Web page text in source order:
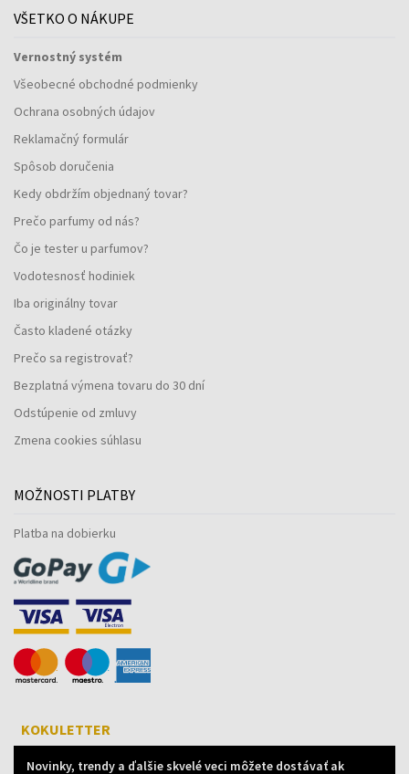
VŠETKO O NÁKUPE
Vernostný systém
Všeobecné obchodné podmienky
Ochrana osobných údajov
Reklamačný formulár
Spôsob doručenia
Kedy obdržím objednaný tovar?
Prečo parfumy od nás?
Čo je tester u parfumov?
Vodotesnosť hodiniek
Iba originálny tovar
Často kladené otázky
Prečo sa registrovať?
Bezplatná výmena tovaru do 30 dní
Odstúpenie od zmluvy
Zmena cookies súhlasu
MOŽNOSTI PLATBY
Platba na dobierku
KOKULETTER
Novinky, trendy a ďalšie skvelé veci môžete dostávať ak